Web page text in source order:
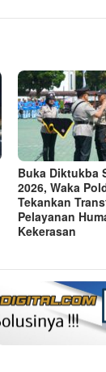
Buka Diktukba
2026, Waka
Tekankan
Pelayanan
Kekerasan